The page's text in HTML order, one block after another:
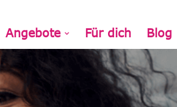
Angebote Für dich Blog